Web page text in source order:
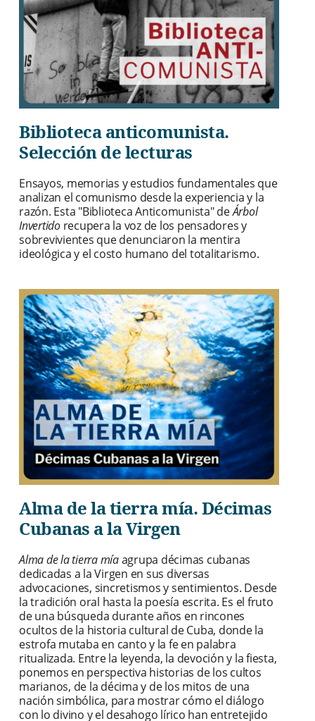
Biblioteca anticomunista.
Selección de lecturas
Ensayos, memorias y estudios fundamentales que
analizan el comunismo desde la experiencia y la
razón. Esta "Biblioteca Anticomunista" deÁrbol
Invertidorecupera la voz de los pensadores y
sobrevivientes que denunciaron la mentira
ideológica y el costo humano del totalitarismo.
Alma de la tierra mía. Décimas
Cubanas a la Virgen
Alma de la tierra míaagrupa décimas cubanas
dedicadas a la Virgen en sus diversas
advocaciones, sincretismos y sentimientos. Desde
la tradición oral hasta la poesía escrita. Es el fruto
de una búsqueda durante años en rincones
ocultos de la historia cultural de Cuba, donde la
estrofa mutaba en canto y la fe en palabra
ritualizada. Entre la leyenda, la devoción y la fiesta,
ponemos en perspectiva historias de los cultos
marianos, de la décima y de los mitos de una
nación simbólica, para mostrar cómo el diálogo
con lo divino y el desahogo lírico han entretejido